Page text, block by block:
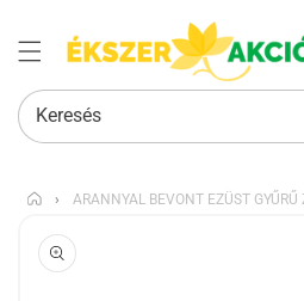
Keresés
› ARANNYAL BEVONT EZÜST
UGRÁS A
TERMÉKADATOKRA